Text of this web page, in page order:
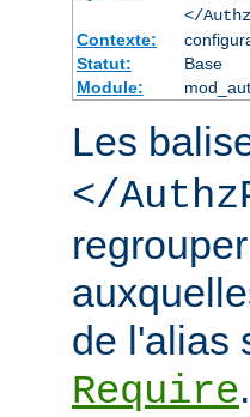
</
Contexte:
Statut:
Base
Module:
Les
</
de l'alias
Require.